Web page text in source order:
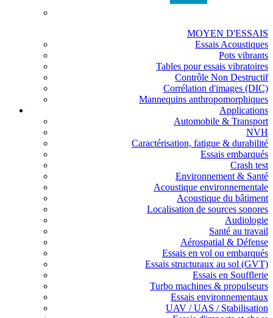
MOYEN D'ESSAIS
Essais Acoustiques
Pots vibrants
Tables pour essais vibratoires
Contrôle Non Destructif
Corrélation d'images (DIC)
Mannequins anthropomorphiques
Applications
Automobile & Transport
NVH
Caractérisation, fatigue & durabilité
Essais embarqués
Crash test
Environnement & Santé
Acoustique environnementale
Acoustique du bâtiment
Localisation de sources sonores
Audiologie
Santé au travail
Aérospatial & Défense
Essais en vol ou embarqués
Essais structuraux au sol (GVT)
Essais en Soufflerie
Turbo machines & propulseurs
Essais environnementaux
UAV / UAS / Stabilisation